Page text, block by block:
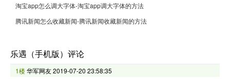
淘宝app怎么调大字体-淘宝app调大字体的方法
腾讯新闻怎么收藏新闻-腾讯新闻收藏新闻的方法
乐遇（手机版）评论
1楼华军网友2019-07-20 23:58:35